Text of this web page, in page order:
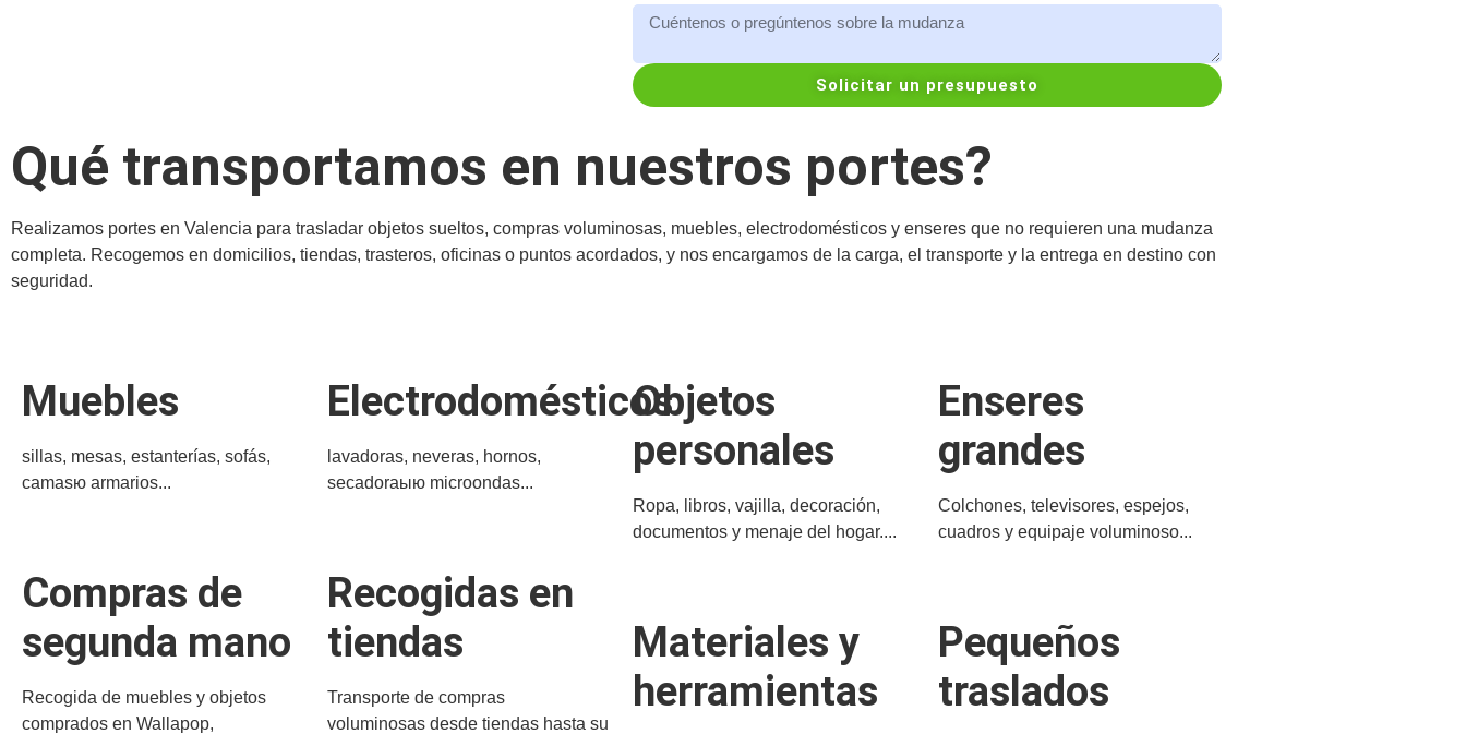
Solicitar un presupuesto
Qué transportamos en nuestros portes?
Realizamos portes en Valencia para trasladar objetos sueltos, compras voluminosas, muebles, electrodomésticos y enseres que no requieren una mudanza
completa. Recogemos en domicilios, tiendas, trasteros, oficinas o puntos acordados, y nos encargamos de la carga, el transporte y la entrega en destino con
seguridad.
Muebles
sillas, mesas, estanterías, sofás,
camasю armarios...
Compras de
segunda mano
Recogida de muebles y objetos
comprados en Wallapop,
Electrodomésticos
lavadoras, neveras, hornos,
secadoraыю microondas...
Recogidas en
tiendas
Transporte de compras
voluminosas desde tiendas hasta su
Objetos
personales
Ropa, libros, vajilla, decoración,
documentos y menaje del hogar....
Materiales y
herramientas
Enseres
grandes
Colchones, televisores, espejos,
cuadros y equipaje voluminoso...
Pequeños
traslados